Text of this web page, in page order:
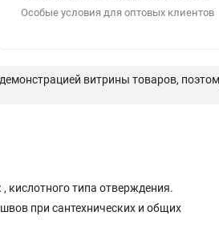
Особые условия для оптовых клиентов
витрины товаров,
кислотного типа отверждения.
при сантехнических и общих